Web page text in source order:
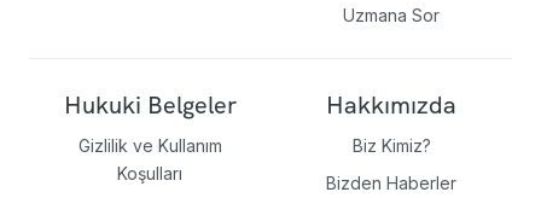
Uzmana Sor
Hukuki Belgeler
Gizlilik ve Kullanım
Koşulları
Hakkımızda
Biz Kimiz?
Bizden Haberler